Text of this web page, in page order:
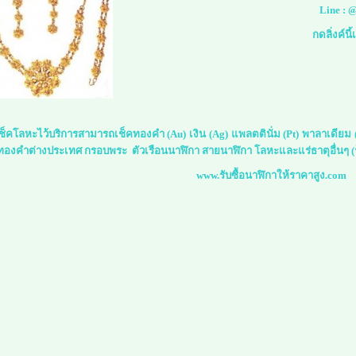
Line :
กดลิ่งค์นี้
คโลหะไว้บริการสามารถเช็คทองคำ (Au) เงิน (Ag) แพลตตินั่ม (Pt) พาลาเดีย
งคำต่างประเทศ กรอบพระ ตัวเรือนนาฬิกา สายนาฬิกา โลหะและแร่ธาตุอื่นๆ
www.รับซื้อนาฬิกาให้ราคาสูง.com